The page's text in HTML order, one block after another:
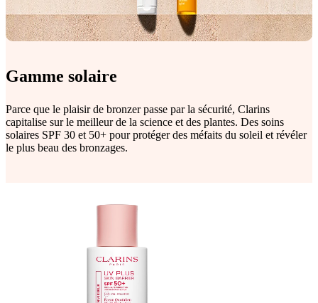
Gamme solaire
Parce que le plaisir de bronzer passe par la sécurité, Clarins
capitalise sur le meilleur de la science et des plantes. Des soins
solaires SPF 30 et 50+ pour protéger des méfaits du soleil et révéler
le plus beau des bronzages.